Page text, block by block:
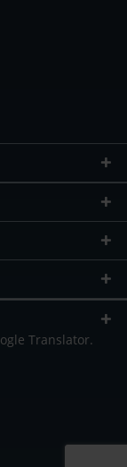
Translator.